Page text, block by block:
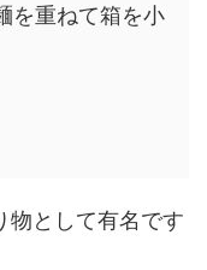
を重ねて箱を小
物として有名です